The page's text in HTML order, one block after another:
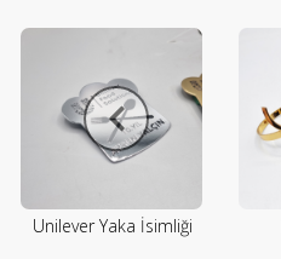
Unilever Yaka İsimliği